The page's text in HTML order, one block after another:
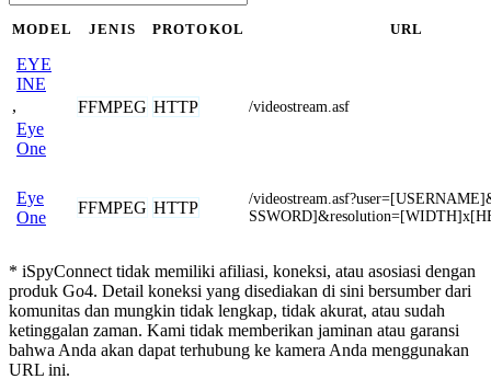
MODEL JENIS PROTOKOL URL
EYE
INE
,
Eye
One
FFMPEG HTTP /videostream.asf
Eye
One
FFMPEG HTTP
/
* iSpyConnect tidak memiliki afiliasi, koneksi, atau asosiasi dengan
produk Go4. Detail koneksi yang disediakan di sini bersumber dari
komunitas dan mungkin tidak lengkap, tidak akurat, atau sudah
ketinggalan zaman. Kami tidak memberikan jaminan atau garansi
bahwa Anda akan dapat terhubung ke kamera Anda menggunakan
URL ini.